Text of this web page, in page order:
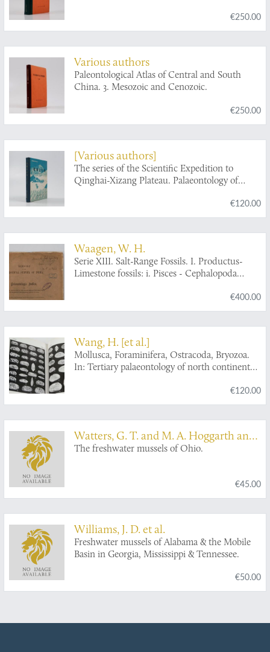
€250.00
Various authors
Paleontological Atlas of Central and South
China. 3. Mesozoic and Cenozoic.
€250.00
[Various authors]
The series of the Scientific Expedition to
Qinghai-Xizang Plateau. Palaeontology of
€120.00
Waagen, W. H.
Serie XIII. Salt-Range Fossils. I. Productus-
Limestone fossils: i. Pisces - Cephalopoda
€400.00
Wang, H. [et al.]
Mollusca, Foraminifera, Ostracoda, Bryozoa.
In: Tertiary palaeontology of north continental
€120.00
Watters, G. T. and M. A. Hoggarth and
D. H. Stansbery
The freshwater mussels of Ohio.
€45.00
Williams, J. D. et al.
Freshwater mussels of Alabama & the Mobile
Basin in Georgia, Mississippi & Tennessee.
€50.00